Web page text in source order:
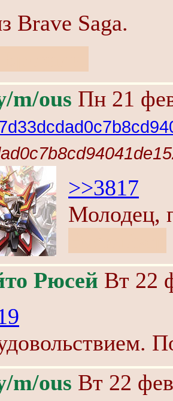
Brave Saga.
m/ous Пн 21
>>3817
Молодец,
Рюсей Вт 22
m/ous Вт 22